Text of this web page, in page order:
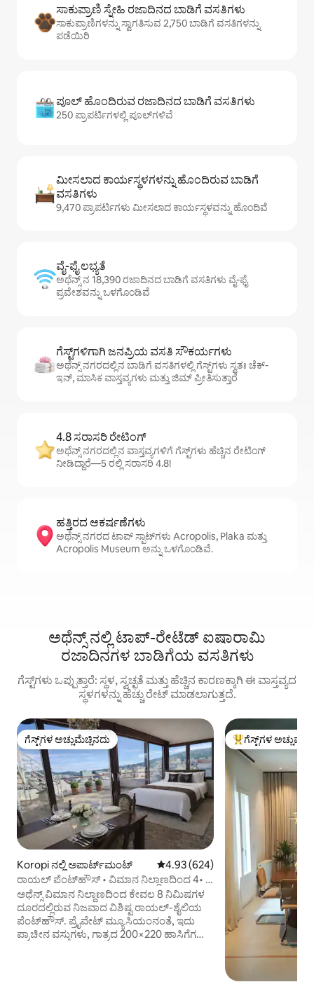
ಸಾಕುಪ್ರಾಣಿ ಸ್ನೇಹಿ ರಜಾದಿನದ ಬಾಡಿಗೆ ವಸತಿಗಳು
ಸಾಕುಪ್ರಾಣಿಗಳನ್ನು ಸ್ವಾಗತಿಸುವ 2,750 ಬಾಡಿಗೆ ವಸತಿಗಳನ್ನು
ಪಡೆಯಿರಿ
ಪೂಲ್ ಹೊಂದಿರುವ ರಜಾದಿನದ ಬಾಡಿಗೆ ವಸತಿಗಳು
250 ಪ್ರಾಪರ್ಟಿಗಳಲ್ಲಿ ಪೂಲ್‌‌‌‌‌‌‌‌‌ಗಳಿವೆ
ಮೀಸಲಾದ ಕಾರ್ಯಸ್ಥಳಗಳನ್ನು ಹೊಂದಿರುವ ಬಾಡಿಗೆ
ವಸತಿಗಳು
9,470 ಪ್ರಾಪರ್ಟಿಗಳು ಮೀಸಲಾದ ಕಾರ್ಯಸ್ಥಳವನ್ನು ಹೊಂದಿವೆ
ವೈ-ಫೈ ಲಭ್ಯತೆ
ಅಥೆನ್ಸ್ ನ 18,390 ರಜಾದಿನದ ಬಾಡಿಗೆ ವಸತಿಗಳು ವೈ-ಫೈ
ಪ್ರವೇಶವನ್ನು ಒಳಗೊಂಡಿವೆ
ಗೆಸ್ಟ್‌ಗಳಿಗಾಗಿ ಜನಪ್ರಿಯ ವಸತಿ ಸೌಕರ್ಯಗಳು
ಅಥೆನ್ಸ್ ನಗರದಲ್ಲಿನ ಬಾಡಿಗೆ ವಸತಿಗಳಲ್ಲಿ ಗೆಸ್ಟ್‌ಗಳು ಸ್ವತಃ ಚೆಕ್-
ಇನ್, ಮಾಸಿಕ ವಾಸ್ತವ್ಯಗಳು ಮತ್ತು ಜಿಮ್ ಪ್ರೀತಿಸುತ್ತಾರೆ
4.8 ಸರಾಸರಿ ರೇಟಿಂಗ್
ಅಥೆನ್ಸ್ ನಗರದಲ್ಲಿನ ವಾಸ್ತವ್ಯಗಳಿಗೆ ಗೆಸ್ಟ್‌ಗಳು ಹೆಚ್ಚಿನ ರೇಟಿಂಗ್
ನೀಡಿದ್ದಾರೆ—5 ರಲ್ಲಿ ಸರಾಸರಿ 4.8!
ಹತ್ತಿರದ ಆಕರ್ಷಣೆಗಳು
ಅಥೆನ್ಸ್ ನಗರದ ಟಾಪ್ ಸ್ಪಾಟ್‌ಗಳು Acropolis, Plaka ಮತ್ತು
Acropolis Museum ಅನ್ನು ಒಳಗೊಂಡಿವೆ.
ಅಥೆನ್ಸ್ ನಲ್ಲಿ ಟಾಪ್-ರೇಟೆಡ್ ಐಷಾರಾಮಿ
ರಜಾದಿನಗಳ ಬಾಡಿಗೆಯ ವಸತಿಗಳು
ಗೆಸ್ಟ್‌ಗಳು ಒಪ್ಪುತ್ತಾರೆ: ಸ್ಥಳ, ಸ್ವಚ್ಛತೆ ಮತ್ತು ಹೆಚ್ಚಿನ ಕಾರಣಕ್ಕಾಗಿ ಈ ವಾಸ್ತವ್ಯದ
ಸ್ಥಳಗಳನ್ನು ಹೆಚ್ಚು ರೇಟ್ ಮಾಡಲಾಗುತ್ತದೆ.
ಗೆಸ್ಟ್‌ಗಳ ಅಚ್ಚುಮೆಚ್ಚಿನದು
ಗೆಸ್ಟ್‌ಗಳ ಅಚ್ಚುಮೆಚ್ಚಿನದು
Koropi ನಲ್ಲಿ ಅಪಾರ್ಟ್‌ಮಂಟ್ 5 ರಲ್ಲಿ 4.93 ಸರಾಸರಿ ರೇಟಿಂಗ್, 624
4.93 (624)
ರಾಯಲ್ ಪೆಂಟ್‌ಹೌಸ್ • ವಿಮಾನ ನಿಲ್ದಾಣದಿಂದ 4• 8
ನಿಮಿಷ ಮಲಗುತ್ತದೆ
ಅಥೆನ್ಸ್ ವಿಮಾನ ನಿಲ್ದಾಣದಿಂದ ಕೇವಲ 8 ನಿಮಿಷಗಳ
ದೂರದಲ್ಲಿರುವ ನಿಜವಾದ ವಿಶಿಷ್ಟ ರಾಯಲ್-ಶೈಲಿಯ
ಪೆಂಟ್‌ಹೌಸ್. ಪ್ರೈವೇಟ್ ಮ್ಯೂಸಿಯಂನಂತೆ, ಇದು
ಪ್ರಾಚೀನ ವಸ್ತುಗಳು, ಗಾತ್ರದ 200×220 ಹಾಸಿಗೆಗಳು,
ಗೆಸ್ಟ್‌ಗಳಿಗೆ ಅತಿ ಹೆಚ್ಚು
ಗೆಸ್ಟ್‌ಗಳ